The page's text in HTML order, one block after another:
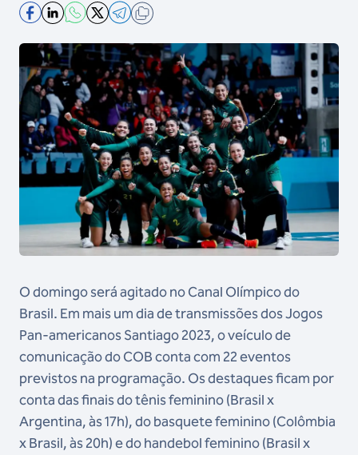
O domingo será agitado no Canal Olímpico do
Brasil. Em mais um dia de transmissões dos Jogos
Pan-americanos Santiago 2023, o veículo de
comunicação do COB conta com 22 eventos
previstos na programação. Os destaques ficam por
conta das finais do tênis feminino (Brasil x
Argentina, às 17h), do basquete feminino (Colômbia
x Brasil, às 20h) e do handebol feminino (Brasil x